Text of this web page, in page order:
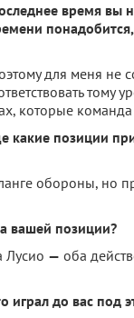
время вы
для меня не
тому
которые
какие позиции
обороны, но
вашей позиции?
Лусио — оба
играл до вас под